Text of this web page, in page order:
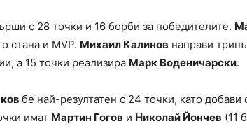
с 28 точки и 16 борби за победителите.
стана и MVP. Михаил Калинов направи
а 15 точки реализира Марк Воденичарски.
бе най-резултатен с 24 точки, като
имат Мартин Гогов и Николай Йончев (11